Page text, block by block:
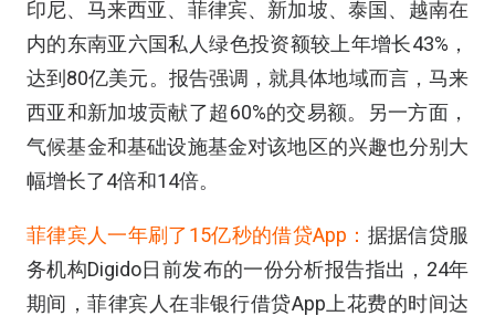
印尼、马来西亚、菲律宾、新加坡、泰国、越南在
内的东南亚六国私人绿色投资额较上年增长43%，
达到80亿美元。报告强调，就具体地域而言，马来
西亚和新加坡贡献了超60%的交易额。另一方面，
气候基金和基础设施基金对该地区的兴趣也分别大
幅增长了4倍和14倍。
菲律宾人一年刷了15亿秒的借贷App： 据据信贷服
务机构Digido日前发布的一份分析报告指出，24年
期间，菲律宾人在非银行借贷App上花费的时间达